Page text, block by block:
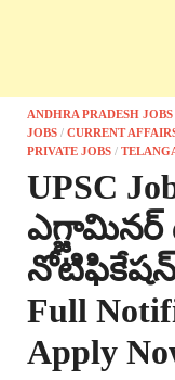
ANDHRA PRADESH JOBS
JOBS / CURRENT
PRIVATE JOBS /
UPSC
ఎగ్జామినర్
నోటిఫికేషన్
Full
Apply